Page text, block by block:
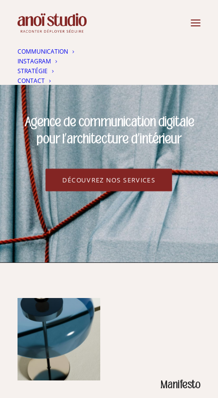
COMMUNICATION
INSTAGRAM
STRATÉGIE
CONTACT
Agence de communication digitale
pour l’architecture d’intérieur
DÉCOUVREZ NOS SERVICES
Manifesto